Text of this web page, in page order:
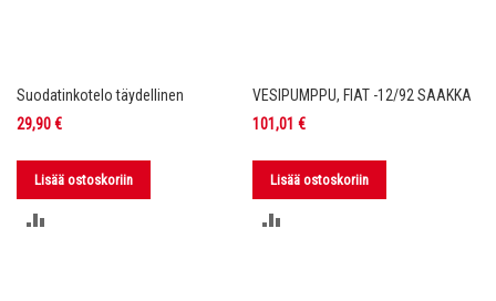
Suodatinkotelo täydellinen
29,90 €
Lisää ostoskoriin
VESIPUMPPU, FIAT -12/92 SAAKKA
101,01 €
Lisää ostoskoriin